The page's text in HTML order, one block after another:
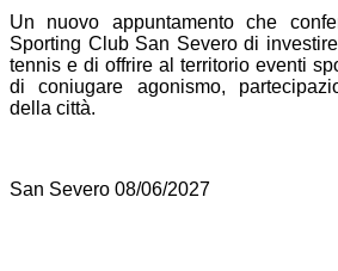
Un nuovo appuntamento che
Sporting Club San Severo di
tennis e di offrire al territorio eventi
di coniugare agonismo,
della città.
San Severo 08/06/2027